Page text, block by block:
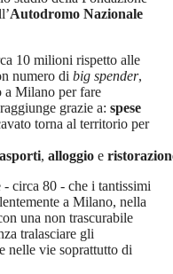
Autodromo Nazionale
10 milioni rispetto alle
numero di big spender,
a Milano per fare
grazie a: spese
torna al territorio per
, alloggio e
circa 80 - che i tantissimi
a Milano, nella
una non trascurabile
tralasciare gli
nelle vie soprattutto di